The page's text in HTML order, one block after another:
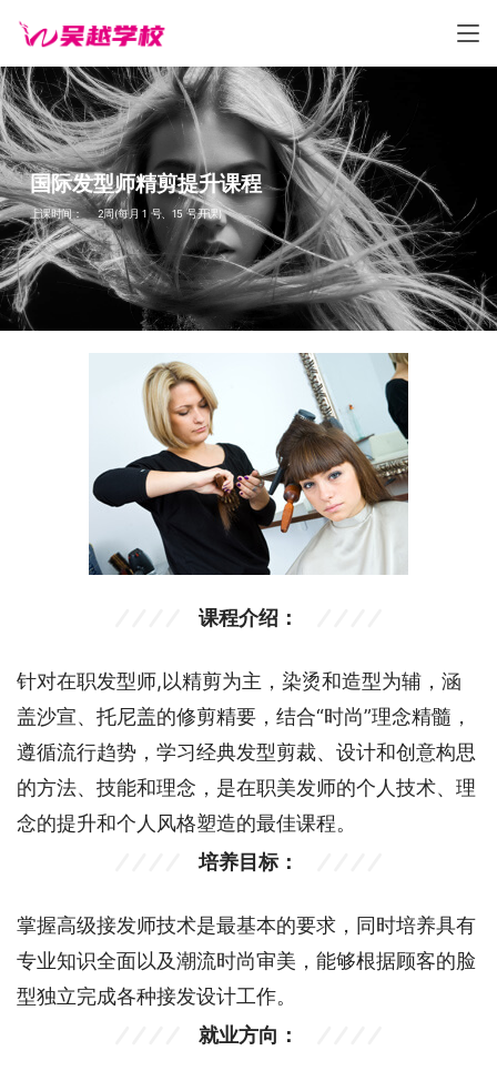
国际发型师精剪提升课程
上课时间： 2周(每月 1 号、15 号开课)
课程介绍：
针对在职发型师,以精剪为主，染烫和造型为辅，涵
盖沙宣、托尼盖的修剪精要，结合“时尚”理念精髓，
遵循流行趋势，学习经典发型剪裁、设计和创意构思
的方法、技能和理念，是在职美发师的个人技术、理
念的提升和个人风格塑造的最佳课程。
培养目标：
掌握高级接发师技术是最基本的要求，同时培养具有
专业知识全面以及潮流时尚审美，能够根据顾客的脸
型独立完成各种接发设计工作。
就业方向：